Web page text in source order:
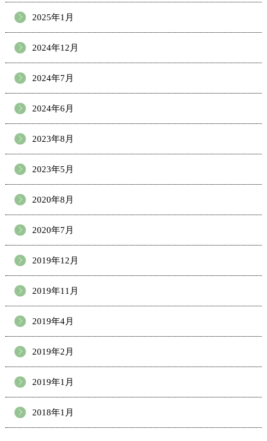
2025年1月
2024年12月
2024年7月
2024年6月
2023年8月
2023年5月
2020年8月
2020年7月
2019年12月
2019年11月
2019年4月
2019年2月
2019年1月
2018年1月